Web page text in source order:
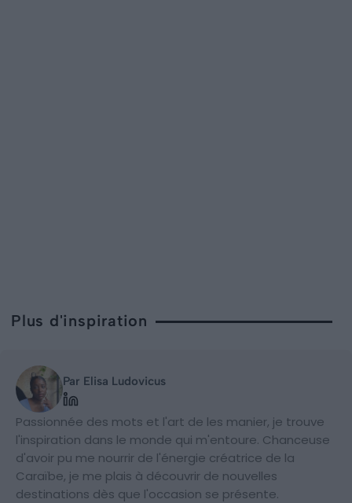
Plus d'inspiration
Par Elisa Ludovicus
Passionnée des mots et l'art de les manier, je trouve
l'inspiration dans le monde qui m'entoure. Chanceuse
d'avoir pu me nourrir de l'énergie créatrice de la
Caraïbe, je me plais à découvrir de nouvelles
destinations dès que l'occasion se présente.